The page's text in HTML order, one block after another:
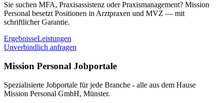
Sie suchen MFA, Praxisassistenz oder Praxismanagement? Mission
Personal besetzt Positionen in Arztpraxen und MVZ — mit
schriftlicher Garantie.
ErgebnisseLeistungen
Unverbindlich anfragen
Mission Personal Jobportale
Spezialisierte Jobportale für jede Branche - alle aus dem Hause
Mission Personal GmbH, Münster.